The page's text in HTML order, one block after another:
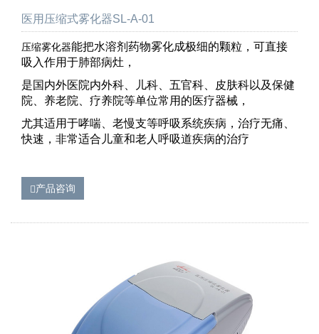
医用压缩式雾化器SL-A-01
压缩雾化器能把水溶剂药物雾化成极细的颗粒，可直接
吸入作用于肺部病灶，
是国内外医院内外科、儿科、五官科、皮肤科以及保健
院、养老院、疗养院等单位常用的医疗器械，
尤其适用于哮喘、老慢支等呼吸系统疾病，治疗无痛、
快速，非常适合儿童和老人呼吸道疾病的治疗
产品咨询